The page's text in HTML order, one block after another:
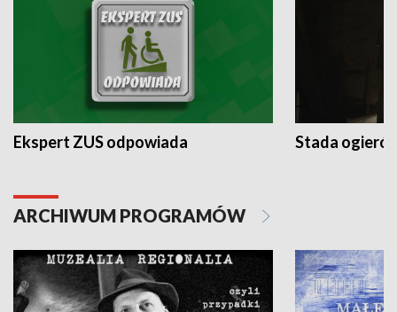
Ekspert ZUS odpowiada Stada
ARCHIWUM PROGRAMÓW